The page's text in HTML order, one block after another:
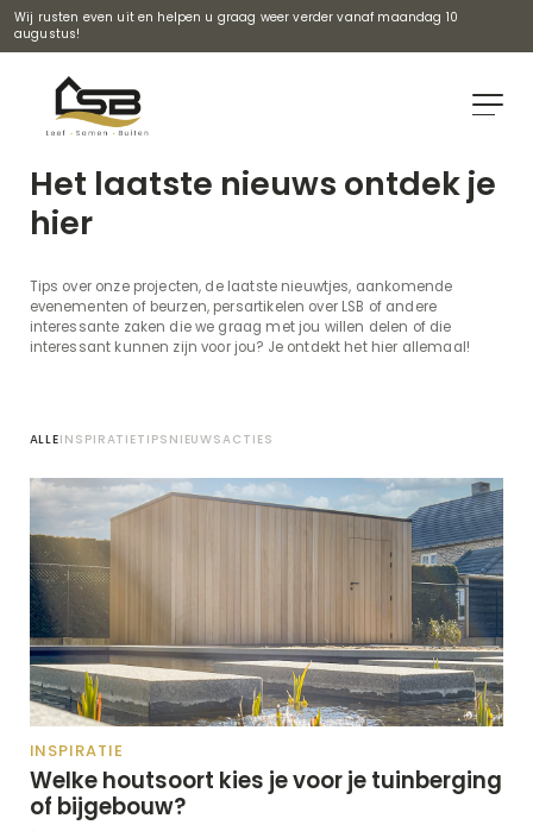
Wij rusten even uit en helpen u graag weer verder vanaf maandag 10
augustus!
Het laatste nieuws ontdek je
hier
Tips over onze projecten, de laatste nieuwtjes, aankomende
evenementen of beurzen, persartikelen over LSB of andere
interessante zaken die we graag met jou willen delen of die
interessant kunnen zijn voor jou? Je ontdekt het hier allemaal!
ALLEINSPIRATIETIPS NIEUWSACTIES
INSPIRATIE
Welke houtsoort kies je voor je tuinberging
of bijgebouw?